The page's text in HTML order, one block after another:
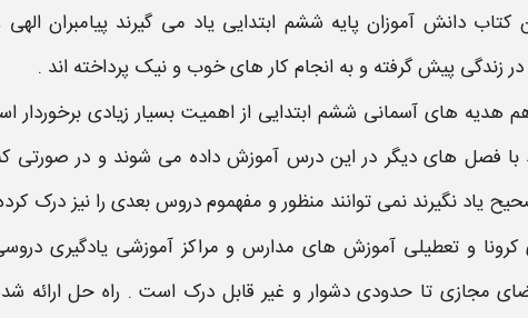
دانش آموزان پایه ششم ابتدایی یاد می گیرند پیامبران
زندگی پیش گرفته و به انجام کار های خوب و نیک پرداخته اند .
هدیه های آسمانی ششم ابتدایی از اهمیت بسیار زیادی
با فصل های دیگر در این درس آموزش داده می شوند و در صورتی
یاد نگیرند نمی توانند منظور و مفهموم دروس بعدی را نیز درک کرده
و تعطیلی آموزش های مدارس و مراکز آموزشی یادگیری
مجازی تا حدودی دشوار و غیر قابل درک است . راه حل ارائه